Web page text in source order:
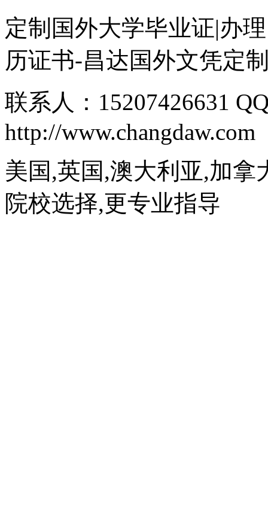
定制国外大学毕业证|办
历证书-昌达国外文凭定
联系人：15207426631
http://www.changdaw.com
美国,英国,澳大利亚,加拿
院校选择,更专业指导